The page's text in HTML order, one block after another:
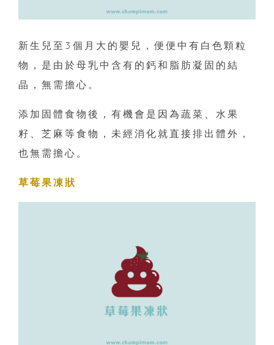
新生兒至3個月大的嬰兒，便便中有白色顆粒
物，是由於母乳中含有的鈣和脂肪凝固的結
晶，無需擔心。
添加固體食物後，有機會是因為蔬菜、水果
籽、芝麻等食物，未經消化就直接排出體外，
也無需擔心。
草莓果凍狀